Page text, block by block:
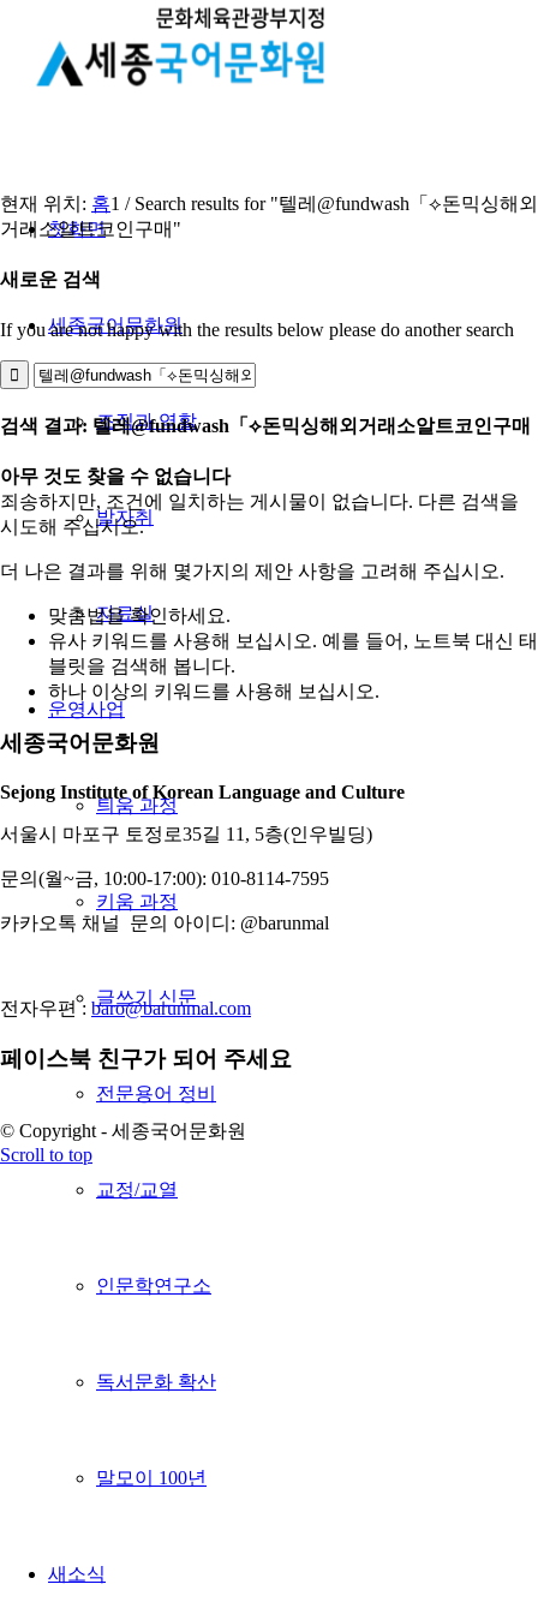
첫화면
세종국어문화원
조직과 역할
발자취
자료실
운영사업
틔움 과정
키움 과정
글쓰기 신문
전문용어 정비
교정/교열
인문학연구소
독서문화 확산
말모이 100년
새소식
현재 위치: 홈1 / Search results for "텔레@fundwash「⟡돈믹싱해외
거래소알트코인구매"
새로운 검색
If you are not happy with the results below please do another search
검색 결과: 텔레@fundwash「⟡돈믹싱해외거래소알트코인구매
아무 것도 찾을 수 없습니다
죄송하지만, 조건에 일치하는 게시물이 없습니다. 다른 검색을
시도해 주십시오.
더 나은 결과를 위해 몇가지의 제안 사항을 고려해 주십시오.
맞춤법을 확인하세요.
유사 키워드를 사용해 보십시오. 예를 들어, 노트북 대신 태
블릿을 검색해 봅니다.
하나 이상의 키워드를 사용해 보십시오.
세종국어문화원
Sejong Institute of Korean Language and Culture
서울시 마포구 토정로35길 11, 5층(인우빌딩)
문의(월~금, 10:00-17:00): 010-8114-7595
카카오톡 채널 문의 아이디: @barunmal
전자우편 : baro@barunmal.com
페이스북 친구가 되어 주세요
© Copyright - 세종국어문화원
Scroll to top